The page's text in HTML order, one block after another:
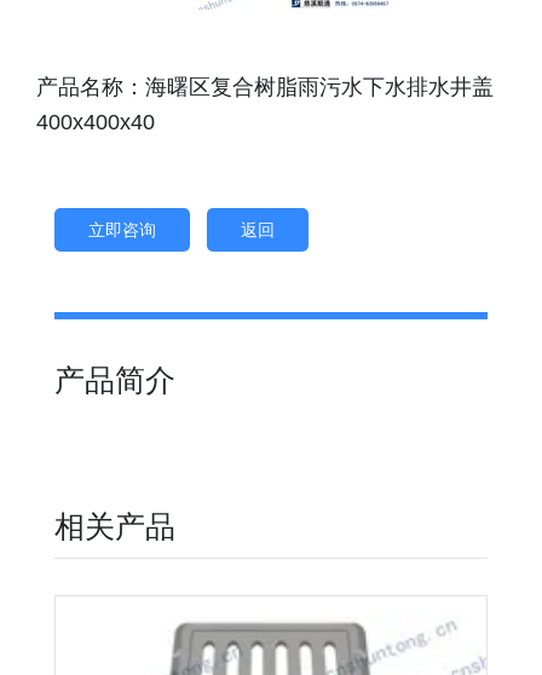
产品名称：海曙区复合树脂雨污水下水排水井盖
400x400x40
立即咨询 返回
产品简介
相关产品